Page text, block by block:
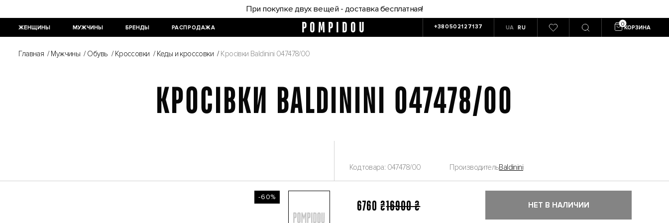
При покупке двух вещей - доставка бесплатная!
ЖЕНЩИНЫ МУЖЧИНЫ БРЕНДЫ РАСПРОДАЖА POMPIDOU +380502127137 UA RU КОРЗИНА
Главная / Мужчины / Обувь / Кроссовки / Кеды и кроссовки / Кросівки Baldinini 047478/00
КРОСІВКИ BALDININI 047478/00
Код товара: 047478/00 ПроизводительBaldinini
-60%
16900 ₴
6760 ₴ НЕТ В НАЛИЧИИ